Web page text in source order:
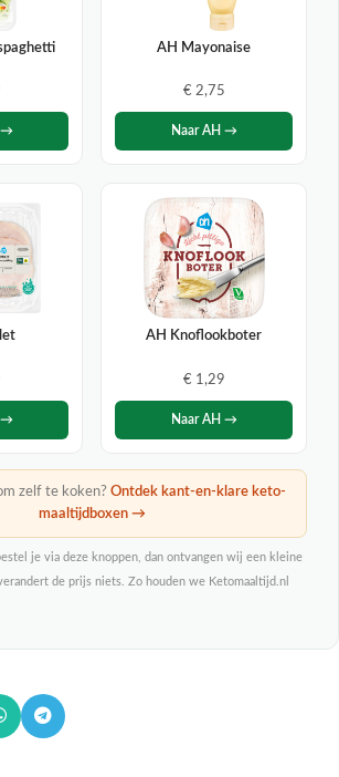
→
AH Mayonaise
€ 2,75
Naar AH →
→
AH Knoflookboter
€ 1,29
Naar AH →
zelf te koken? Ontdek kant-en-klare keto-
maaltijdboxen →
je via deze knoppen, dan ontvangen wij een kleine
de prijs niets. Zo houden we Ketomaaltijd.nl